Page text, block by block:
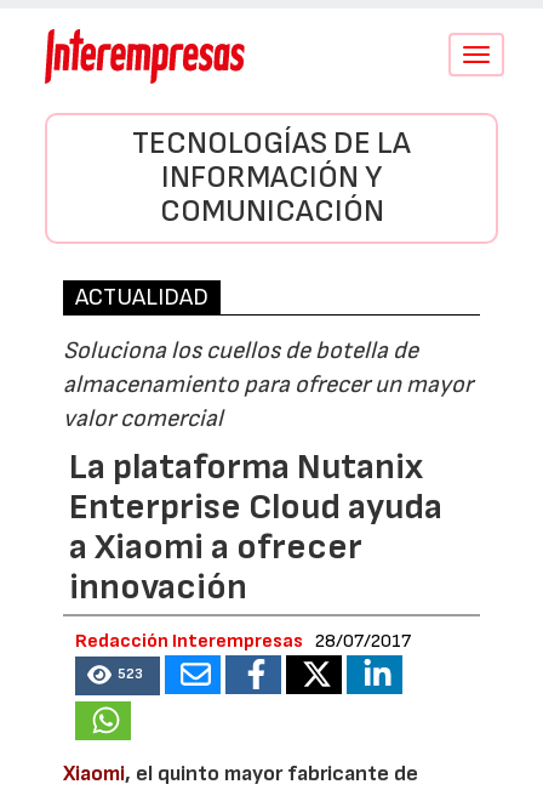
Conmutar
TECNOLOGÍAS DE LA
INFORMACIÓN Y
COMUNICACIÓN
ACTUALIDAD
Soluciona los cuellos de botella de
almacenamiento para ofrecer un mayor
valor comercial
La plataforma Nutanix
Enterprise Cloud ayuda
a Xiaomi a ofrecer
innovación
Redacción Interempresas 28/07/2017
523
Xiaomi, el quinto mayor fabricante de